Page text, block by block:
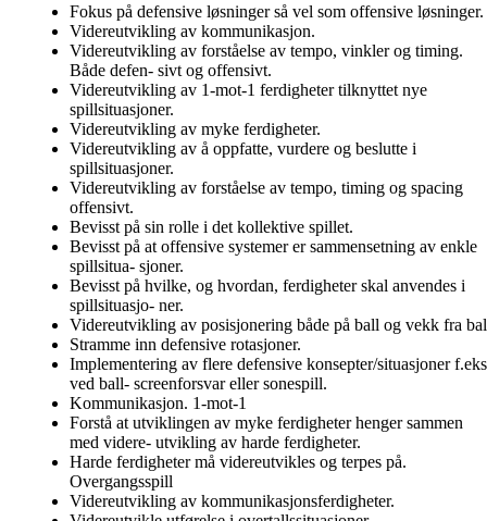
Fokus på defensive løsninger så vel som offensive løsninger.
Videreutvikling av kommunikasjon.
Videreutvikling av forståelse av tempo, vinkler og timing.
Både defen- sivt og offensivt.
Videreutvikling av 1-mot-1 ferdigheter tilknyttet nye
spillsituasjoner.
Videreutvikling av myke ferdigheter.
Videreutvikling av å oppfatte, vurdere og beslutte i
spillsituasjoner.
Videreutvikling av forståelse av tempo, timing og spacing
offensivt.
Bevisst på sin rolle i det kollektive spillet.
Bevisst på at offensive systemer er sammensetning av enkle
spillsitua- sjoner.
Bevisst på hvilke, og hvordan, ferdigheter skal anvendes i
spillsituasjo- ner.
Videreutvikling av posisjonering både på ball og vekk fra
Stramme inn defensive rotasjoner.
Implementering av flere defensive konsepter/situasjoner
ved ball- screenforsvar eller sonespill.
Kommunikasjon. 1-mot-1
Forstå at utviklingen av myke ferdigheter henger sammen
med videre- utvikling av harde ferdigheter.
Harde ferdigheter må videreutvikles og terpes på.
Overgangsspill
Videreutvikling av kommunikasjonsferdigheter.